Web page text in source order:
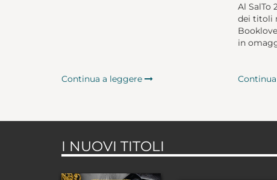
Continua a leggere
Al SalTo
dei titoli
in
I NUOVI TITOLI